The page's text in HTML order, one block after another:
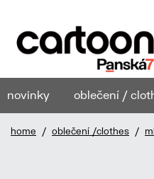
novinky oblečení /
home / oblečení /clothes /